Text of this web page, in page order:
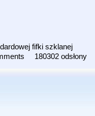
fifki szklanej
180302 odsłony